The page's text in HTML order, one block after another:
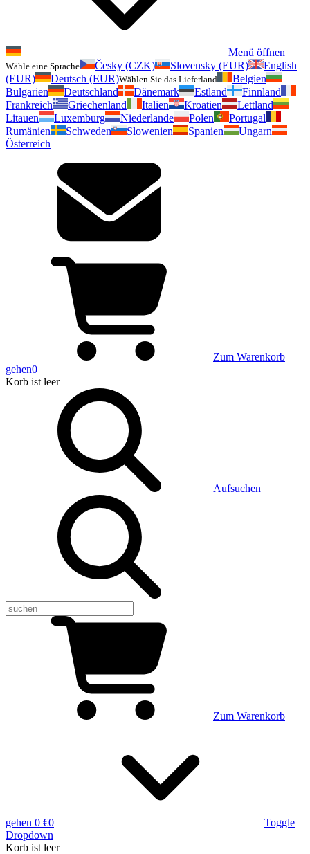
Menü öffnen
Wähle eine Sprache Česky (CZK) Slovensky (EUR)
English
(EUR)
Deutsch (EUR)Wählen Sie das Lieferland
Belgien
Bulgarien
Deutschland Dänemark Estland
Finnland
Frankreich
Griechenland Italien Kroatien
Lettland
Litauen
Luxemburg Niederlande Polen
Portugal
Rumänien
Schweden Slowenien Spanien
Ungarn
Österreich
Zum Warenkorb
gehen0
Korb ist leer
Aufsuchen
Zum Warenkorb
gehen 0 €0
Toggle
Dropdown
Korb ist leer